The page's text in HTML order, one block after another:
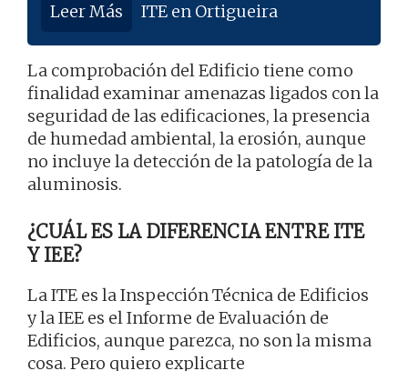
Leer Más ITE en Ortigueira
La comprobación del Edificio tiene como
finalidad examinar amenazas ligados con la
seguridad de las edificaciones, la presencia
de humedad ambiental, la erosión, aunque
no incluye la detección de la patología de la
aluminosis.
¿CUÁL ES LA DIFERENCIA ENTRE ITE
Y IEE?
La ITE es la Inspección Técnica de Edificios
y la IEE es el Informe de Evaluación de
Edificios, aunque parezca, no son la misma
cosa. Pero quiero explicarte